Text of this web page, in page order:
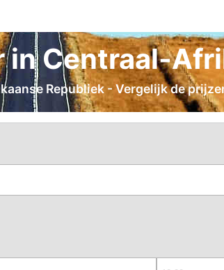
Centraal-
Republiek - Vergelijk de